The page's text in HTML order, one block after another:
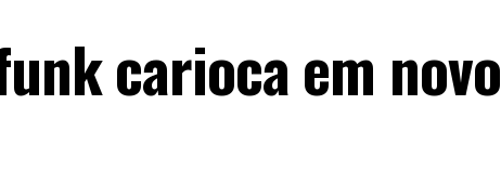
carioca em novo